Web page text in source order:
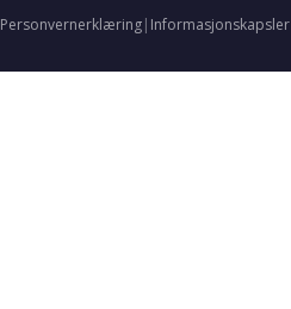
Personvernerklæring| Informasjonskapsler